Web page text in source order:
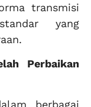
transmisi
yang
Perbaikan
berbagai